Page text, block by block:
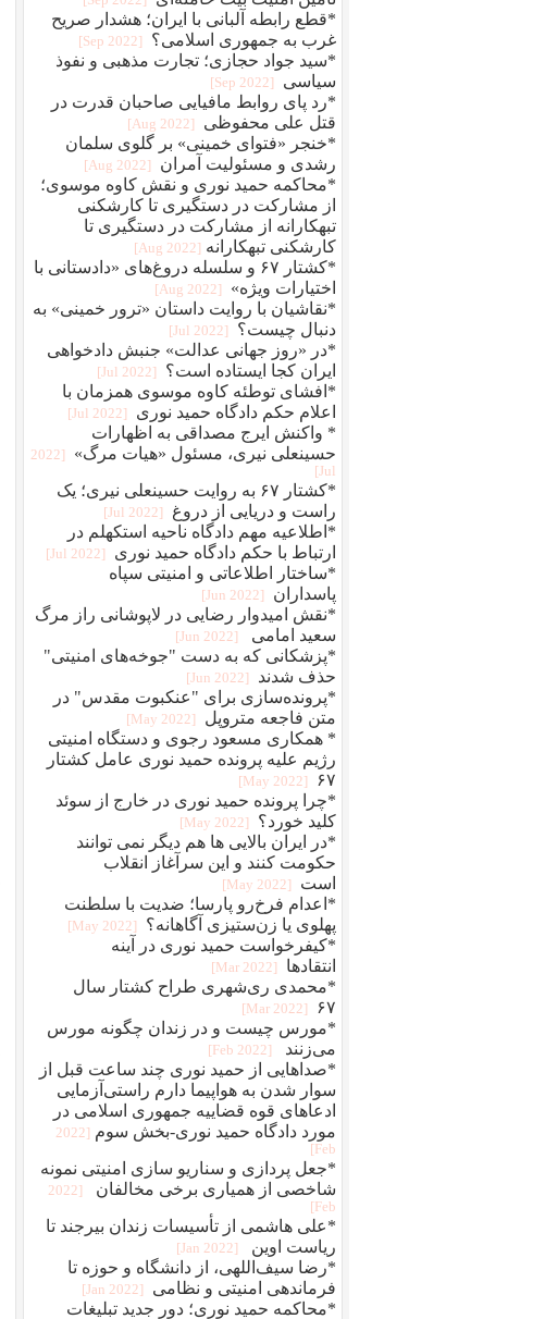
*قطع رابطه آلبانی با ایران؛ هشدار صریح
غرب به جمهوری اسلامی؟
[2022 Sep]
*سید جواد حجازی؛ تجارت مذهبی و نفوذ
سیاسی
[2022 Sep]
*رد پای روابط مافيایی صاحبان قدرت در
قتل علی محفوظی
[2022 Aug]
*خنجر «فتوای خمینی» بر گلوی سلمان
رشدی و مسئولیت آمران
[2022 Aug]
*محاکمه حمید نوری و نقش کاوه موسوی؛
از مشارکت در دستگیری تا کارشکنی
تبهکارانه از مشارکت در دستگیری تا
کارشکنی تبهکارانه [2022 Aug]
*کشتار ۶۷ و سلسله دروغ‌های «دادستانی با
اختیارات ویژه»
[2022 Aug]
*نقاشیان با روایت داستان «ترور خمینی» به
دنبال چیست؟
[2022 Jul]
*در «روز جهانی عدالت» جنبش دادخواهی
ایران کجا ایستاده است؟
[2022 Jul]
*افشای توطئه کاوه موسوی همزمان با
اعلام حکم دادگاه حمید نوری
[2022 Jul]
* واکنش ایرج مصداقی به اظهارات
حسینعلی نیری، مسئول «هیات مرگ»
[2022
Jul]
*کشتار ۶۷ به روایت حسینعلی نیری؛ یک
راست و دریایی از دروغ
[2022 Jul]
*اطلاعیه مهم دادگاه ناحیه استکهلم در
ارتباط با حکم دادگاه حمید نوری
[2022 Jul]
*ساختار اطلاعاتی و امنیتی سپاه
پاسداران
[2022 Jun]
*نقش امیدوار رضایی در لاپوشانی راز مرگ
سعید امامی
[2022 Jun]
*پزشکانی که به دست "جوخه‌های امنیتی"
حذف شدند
[2022 Jun]
*پرونده‌سازی برای "عنکبوت مقدس" در
متن فاجعه متروپل
[2022 May]
* همکاری مسعود رجوی و دستگاه امنیتی
رژیم علیه پرونده حمید نوری عامل کشتار
۶۷
[2022 May]
*چرا پرونده حمید نوری در خارج از سوئد
کلید خورد؟
[2022 May]
*در ایران بالایی ها هم دیگر نمی توانند
حکومت کنند و این سرآغاز انقلاب
است
[2022 May]
*اعدام فرخ‌رو پارسا؛ ضديت با سلطنت
پهلوی يا زن‌ستيزی آگاهانه؟
[2022 May]
*کیفرخواست حمید نوری در آینه
انتقادها
[2022 Mar]
*محمدی‌ ری‌شهری طراح کشتار سال
۶۷
[2022 Mar]
*مورس چیست و در زندان چگونه مورس
می‌زنند
[2022 Feb]
*صداهایی از حمید نوری چند ساعت قبل از
سوار شدن به هواپیما دارم راستی‌آزمایی
ادعاهای قوه قضاییه جمهوری اسلامی در
مورد دادگاه حمید نوری-بخش سوم
[2022
Feb]
*جعل پردازی و سناريو سازی امنيتی نمونه
شاخصی از همياری برخی مخالفان
[2022
Feb]
*علی هاشمی از تأسیسات زندان بیرجند تا
ریاست اوین
[2022 Jan]
*رضا سیف‌اللهی، از دانشگاه و حوزه تا
فرماندهی امنیتی و نظامی
[2022 Jan]
*محاکمه حميد نوری؛ دور جديد تبلیغات